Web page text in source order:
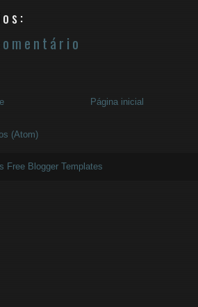
Página inicial
(Atom)
Free Blogger Templates